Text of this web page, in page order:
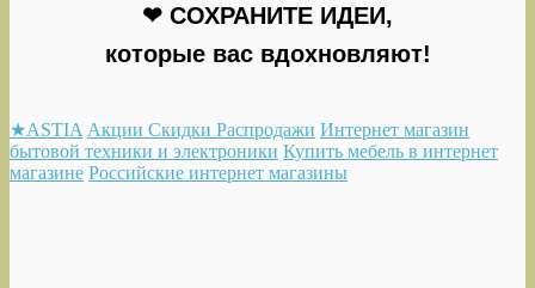
❤ СОХРАНИТЕ ИДЕИ,
которые вас вдохновляют!
★ASTIA Акции Скидки Распродажи Интернет магазин
бытовой техники и электроники Купить мебель в интернет
магазине Российские интернет магазины